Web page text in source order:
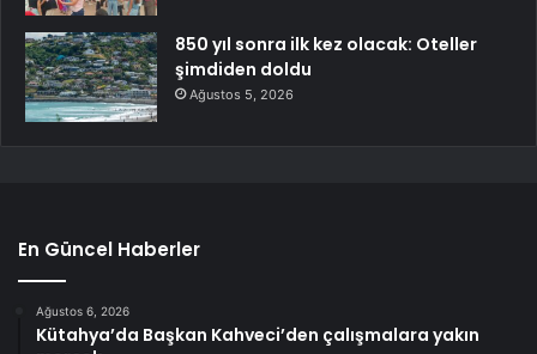
850 yıl sonra ilk kez olacak: Oteller
şimdiden doldu
Ağustos 5, 2026
En Güncel Haberler
Ağustos 6, 2026
Kütahya’da Başkan Kahveci’den çalışmalara yakın